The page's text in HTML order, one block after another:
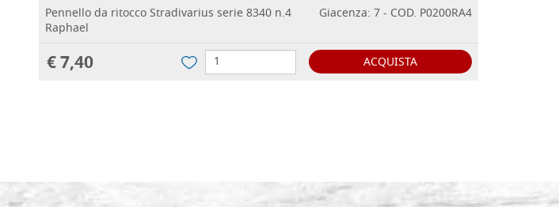
Pennello da ritocco Stradivarius serie 8340 n.4
Raphael
Giacenza: 7 - COD. P0200RA4
€ 7,40 ACQUISTA